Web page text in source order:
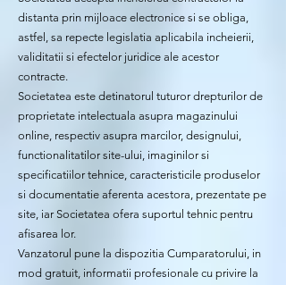
distanta prin mijloace electronice si se obliga,
astfel, sa repecte legislatia aplicabila incheierii,
validitatii si efectelor juridice ale acestor
contracte.
Societatea este detinatorul tuturor drepturilor de
proprietate intelectuala asupra magazinului
online, respectiv asupra marcilor, designului,
functionalitatilor site-ului, imaginilor si
specificatiilor tehnice, caracteristicile produselor
si documentatie aferenta acestora, prezentate pe
site, iar Societatea ofera suportul tehnic pentru
afisarea lor.
Vanzatorul pune la dispozitia Cumparatorului, in
mod gratuit, informatii profesionale cu privire la